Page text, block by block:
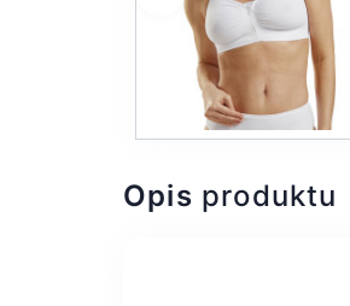
Poprzedni
Opis produktu